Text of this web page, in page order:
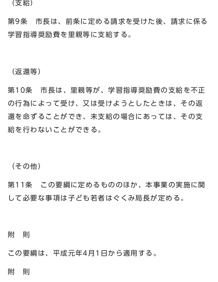
（支給）
第9条 市長は、前条に定める請求を受けた後、請求に係る
学習指導奨励費を里親等に支給する。
（返還等）
第10条 市長は、里親等が、学習指導奨励費の支給を不正
の行為によって受け、又は受けようとしたときは、その返
還を命ずることができ、未支給の場合にあっては、その支
給を行わないことができる。
（その他）
第11条 この要綱に定めるもののほか、本事業の実施に関
して必要な事項は子ども若者はぐくみ局長が定める。
附 則
この要綱は、平成元年4月1日から適用する。
附 則